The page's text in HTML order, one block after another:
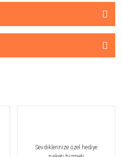
Sevdiklerinize özel hediye